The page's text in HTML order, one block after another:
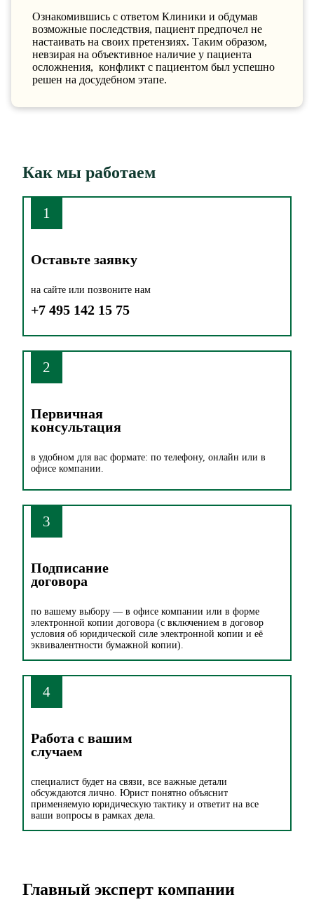
Ознакомившись с ответом Клиники и обдумав
возможные последствия, пациент предпочел не
настаивать на своих претензиях. Таким образом,
невзирая на объективное наличие у пациента
осложнения, конфликт с пациентом был успешно
решен на досудебном этапе.
Как мы работаем
1
Оставьте заявку
на сайте или позвоните нам
+7 495 142 15 75
2
Первичная
консультация
в удобном для вас формате: по телефону, онлайн или в
офисе компании.
3
Подписание
договора
по вашему выбору — в офисе компании или в форме
электронной копии договора (с включением в договор
условия об юридической силе электронной копии и её
эквивалентности бумажной копии).
4
Работа с вашим
случаем
специалист будет на связи, все важные детали
обсуждаются лично. Юрист понятно объяснит
применяемую юридическую тактику и ответит на все
ваши вопросы в рамках дела.
Главный эксперт компании